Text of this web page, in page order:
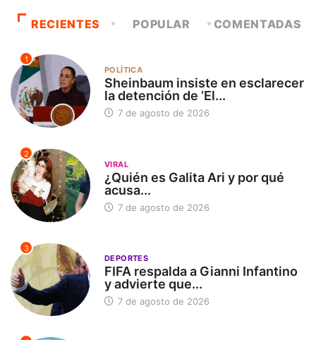
RECIENTES POPULAR COMENTADAS
1
POLÍTICA
Sheinbaum insiste en esclarecer
la detención de ‘El...
7 de agosto de 2026
2
VIRAL
¿Quién es Galita Ari y por qué
acusa...
7 de agosto de 2026
3
DEPORTES
FIFA respalda a Gianni Infantino
y advierte que...
7 de agosto de 2026